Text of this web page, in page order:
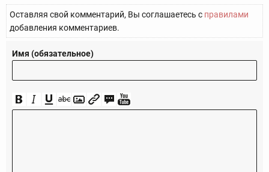
Оставляя свой комментарий, Вы соглашаетесь с правилами
добавления комментариев.
Имя (обязательное)